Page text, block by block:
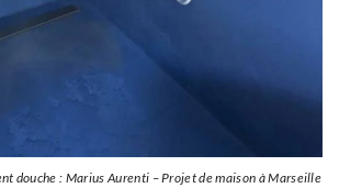
douche : Marius Aurenti – Projet de maison à Marseille